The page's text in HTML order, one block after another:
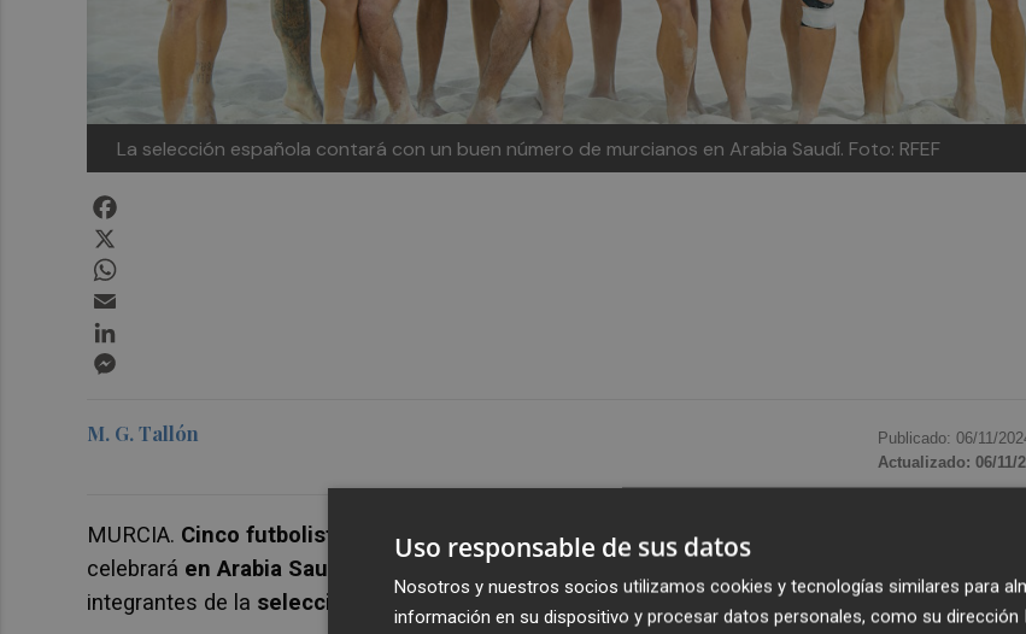
La selección española contará con un buen número de murcianos en Arabia Saudí. Foto: RFEF
M. G. Tallón Publicado: 06/11/
Actualizado: 06/11/
MURCIA. Cinco futbolistas de la Región de Murcia disputarán la
celebrará en Arabia Saudí
a mediados de este mes de noviembre y en el que participarán como
integrantes de la selección española defútbol playa
Uso responsable de sus datos
Nosotros y nuestros socios utilizamos cookies y tecnologías similares para
información en su dispositivo y procesar datos personales, como su dirección